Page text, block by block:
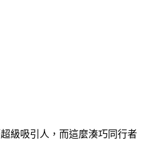
級吸引人，而這麼湊巧同行者